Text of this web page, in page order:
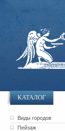
КАТАЛОГ
Виды городов
Пейзаж